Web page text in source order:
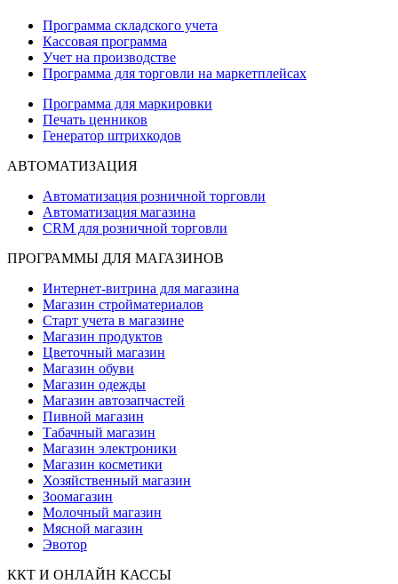
Программа складского учета
Кассовая программа
Учет на производстве
Программа для торговли на маркетплейсах
Программа для маркировки
Печать ценников
Генератор штрихкодов
АВТОМАТИЗАЦИЯ
Автоматизация розничной торговли
Автоматизация магазина
CRM для розничной торговли
ПРОГРАММЫ ДЛЯ МАГАЗИНОВ
Интернет-витрина для магазина
Магазин стройматериалов
Старт учета в магазине
Магазин продуктов
Цветочный магазин
Магазин обуви
Магазин одежды
Магазин автозапчастей
Пивной магазин
Табачный магазин
Магазин электроники
Магазин косметики
Хозяйственный магазин
Зоомагазин
Молочный магазин
Мясной магазин
Эвотор
ККТ И ОНЛАЙН КАССЫ